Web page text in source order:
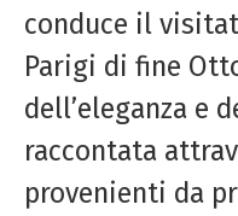
conduce il
Parigi di fine
dell’eleganza e
raccontata
provenienti da